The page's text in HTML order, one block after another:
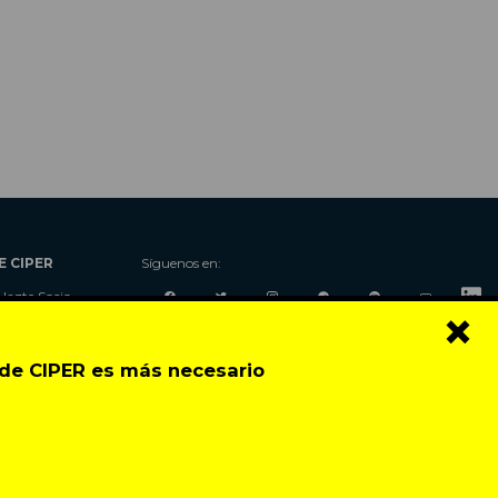
CIPER es más necesario
×
CIPER
Socio
Contacto
Síguenos en: